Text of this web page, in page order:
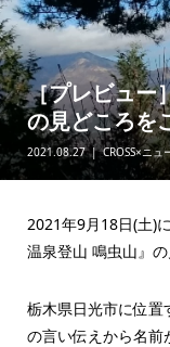
［プレビュー
の見どころを
2021.08.27 CROSS×ニュ
2021年9月18日(土)
温泉登山 鳴虫山』
栃木県日光市に位置
の言い伝えから名前